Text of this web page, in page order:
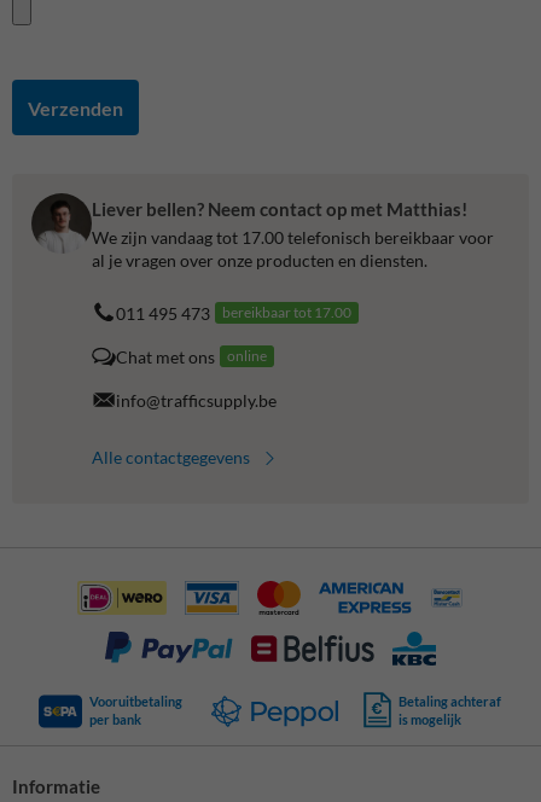
Verzenden
Liever bellen? Neem contact op met Matthias!
We zijn vandaag tot 17.00 telefonisch bereikbaar voor
al je vragen over onze producten en diensten.
011 495 473 bereikbaar tot 17.00
Chat met ons online
info@trafficsupply.be
Alle contactgegevens
Vooruitbetaling
per bank
Betaling achteraf
is mogelijk
Informatie